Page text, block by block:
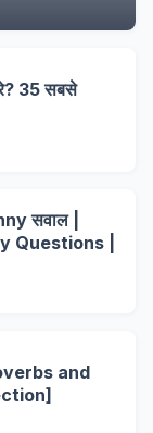
35 सबसे
सवाल |
Questions |
and